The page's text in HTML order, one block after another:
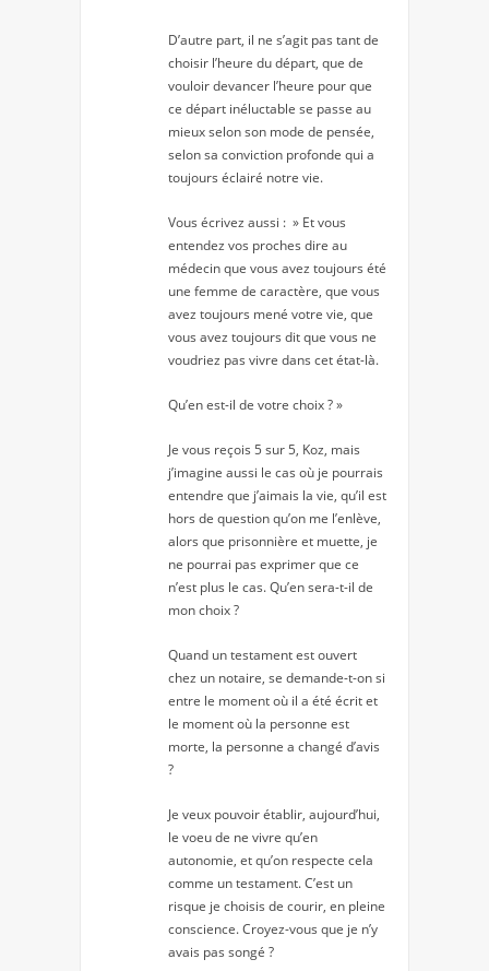
D’autre part, il ne s’agit pas tant de
choisir l’heure du départ, que de
vouloir devancer l’heure pour que
ce départ inéluctable se passe au
mieux selon son mode de pensée,
selon sa conviction profonde qui a
toujours éclairé notre vie.
Vous écrivez aussi : » Et vous
entendez vos proches dire au
médecin que vous avez toujours été
une femme de caractère, que vous
avez toujours mené votre vie, que
vous avez toujours dit que vous ne
voudriez pas vivre dans cet état-là.
Qu’en est-il de votre choix ? »
Je vous reçois 5 sur 5, Koz, mais
j’imagine aussi le cas où je pourrais
entendre que j’aimais la vie, qu’il est
hors de question qu’on me l’enlève,
alors que prisonnière et muette, je
ne pourrai pas exprimer que ce
n’est plus le cas. Qu’en sera-t-il de
mon choix ?
Quand un testament est ouvert
chez un notaire, se demande-t-on si
entre le moment où il a été écrit et
le moment où la personne est
morte, la personne a changé d’avis
?
Je veux pouvoir établir, aujourd’hui,
le voeu de ne vivre qu’en
autonomie, et qu’on respecte cela
comme un testament. C’est un
risque je choisis de courir, en pleine
conscience. Croyez-vous que je n’y
avais pas songé ?